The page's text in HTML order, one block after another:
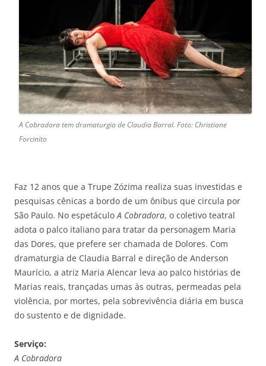
A Cobradora tem dramaturgia de Claudia Barral. Foto: Christiane
Forcinito
Faz 12 anos que a Trupe Zózima realiza suas investidas e
pesquisas cênicas a bordo de um ônibus que circula por
São Paulo. No espetáculoA Cobradora, o coletivo teatral
adota o palco italiano para tratar da personagem Maria
das Dores, que prefere ser chamada de Dolores. Com
dramaturgia de Claudia Barral e direção de Anderson
Maurício, a atriz Maria Alencar leva ao palco histórias de
Marias reais, trançadas umas às outras, permeadas pela
violência, por mortes, pela sobrevivência diária em busca
do sustento e de dignidade.
Serviço:
A Cobradora